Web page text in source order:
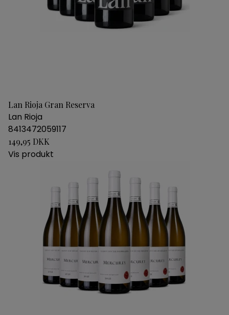
Lan Rioja Gran Reserva
Lan Rioja
8413472059117
149,95 DKK
Vis produkt